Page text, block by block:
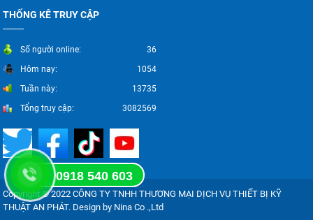
THỐNG KÊ TRUY CẬP
Số người online:
36
Hôm nay:
1054
Tuần này:
13735
Tổng truy cập:
3082569
Copyright © 2022 CÔNG TY TNHH THƯƠNG MẠI DỊCH VỤ THIẾT BỊ KỸ
THUẬT AN PHÁT. Design by Nina Co .,Ltd
0918 540 603